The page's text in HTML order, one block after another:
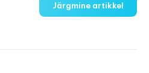
Järgmine artikkel